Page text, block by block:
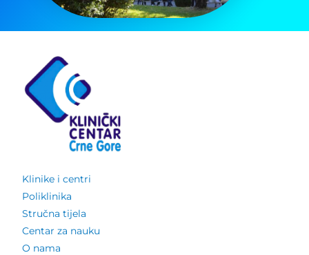
Klinike i centri
Poliklinika
Stručna tijela
Centar za nauku
O nama